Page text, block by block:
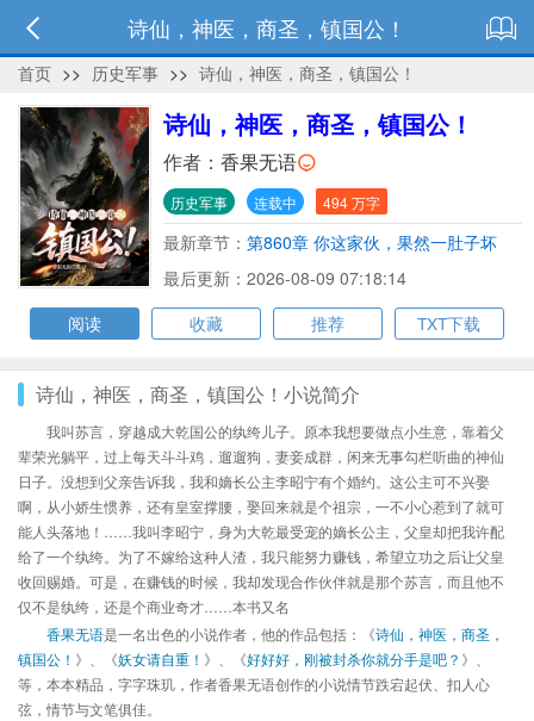
诗仙，神医，商圣，镇国公！
首页 >> 历史军事 >> 诗仙，神医，商圣，镇国公！
诗仙，神医，商圣，镇国公！
作者： 香果无语
历史军事 连载中 494 万字
最新章节： 第860章 你这家伙，果然一肚子坏
水！
最后更新：2026-08-09 07:18:14
阅读
收藏 推荐 TXT下载
诗仙，神医，商圣，镇国公！小说简介
我叫苏言，穿越成大乾国公的纨绔儿子。原本我想要做点小生意，靠着父
辈荣光躺平，过上每天斗斗鸡，遛遛狗，妻妾成群，闲来无事勾栏听曲的神仙
日子。没想到父亲告诉我，我和嫡长公主李昭宁有个婚约。这公主可不兴娶
啊，从小娇生惯养，还有皇室撑腰，娶回来就是个祖宗，一不小心惹到了就可
能人头落地！……我叫李昭宁，身为大乾最受宠的嫡长公主，父皇却把我许配
给了一个纨绔。为了不嫁给这种人渣，我只能努力赚钱，希望立功之后让父皇
收回赐婚。可是，在赚钱的时候，我却发现合作伙伴就是那个苏言，而且他不
仅不是纨绔，还是个商业奇才……本书又名
香果无语是一名出色的小说作者，他的作品包括：《诗仙，神医，商圣，
镇国公！ 》、《妖女请自重！ 》、《好好好，刚被封杀你就分手是吧？ 》、
等，本本精品，字字珠玑，作者香果无语创作的小说情节跌宕起伏、扣人心
弦，情节与文笔俱佳。